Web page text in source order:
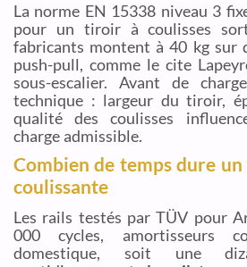
La norme EN 15338 niveau 3
pour un tiroir à coulisses
fabricants montent à 40 kg sur
push-pull, comme le cite
sous-escalier. Avant de
technique : largeur du tiroir,
qualité des coulisses
charge admissible.
Combien de temps dure
coulissante
Les rails testés par TÜV pour
000 cycles, amortisseurs
domestique, soit une